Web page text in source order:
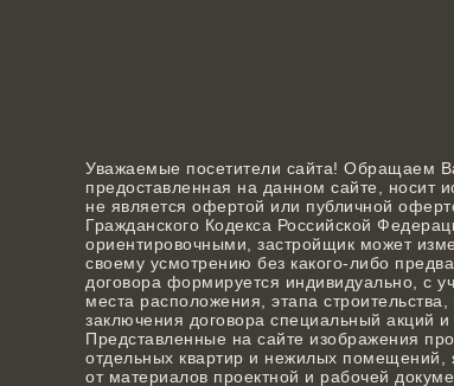
Уважаемые посетители сайта! Обращаем
предоставленная на данном сайте, носит
не является офертой или публичной
Гражданского Кодекса Российской
ориентировочными, застройщик может
своему усмотрению без какого-либо
договора формируется индивидуально, с
места расположения, этапа
заключения договора специальный акций и
Представленные на сайте изображения
отдельных квартир и нежилых помещений,
от материалов проектной и рабочей